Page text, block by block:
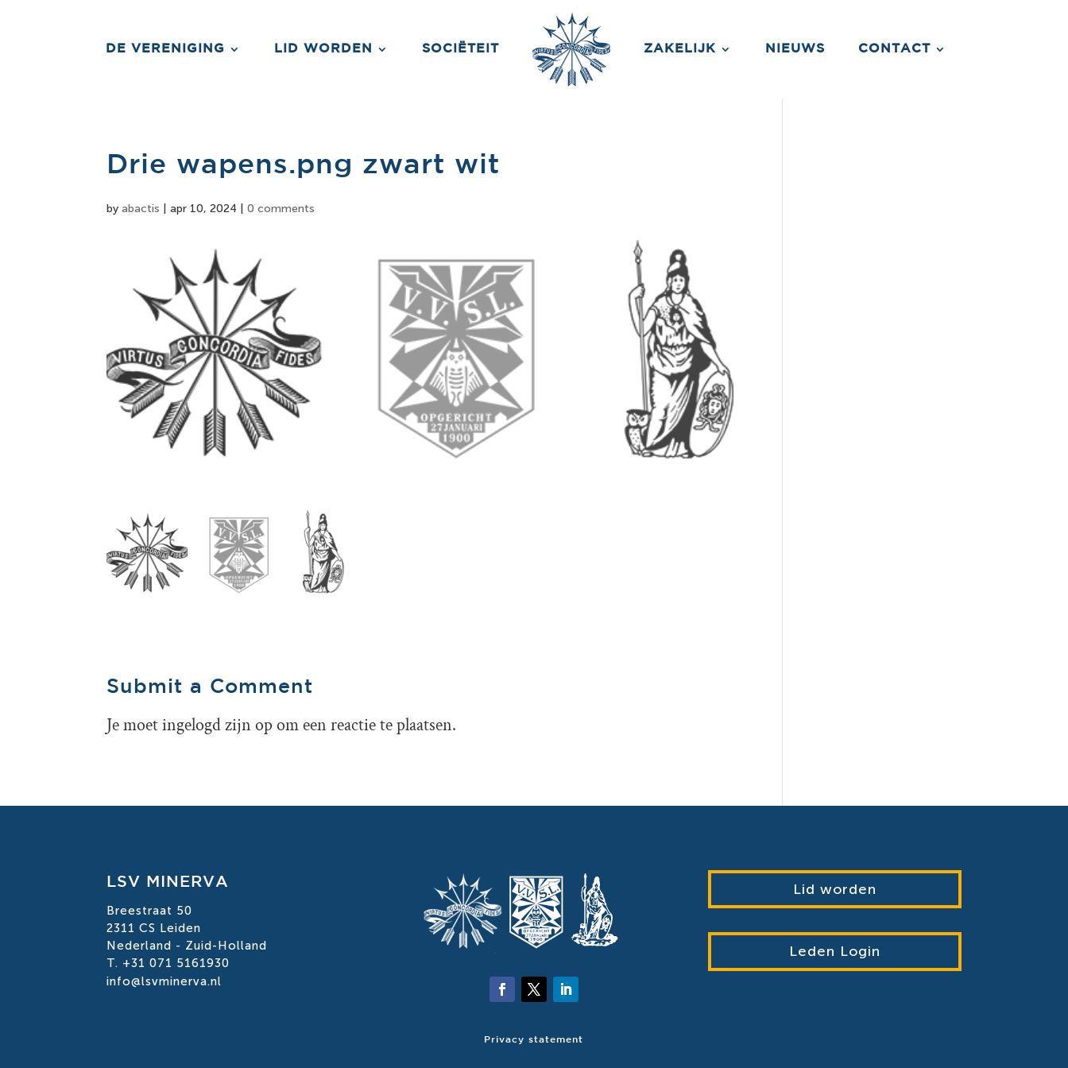
DE VERENIGING LID WORDEN SOCIËTEIT ZAKELIJK NIEUWS CONTACT
Drie wapens.png zwart wit
byabactis |apr 10, 2024 |0 comments
Submit a Comment
Je moetingelogd zijn opom een reactie te plaatsen.
LSV MINERVA
Breestraat 50
2311 CS Leiden
Nederland - Zuid-Holland
T. +31 071 5161930
info@lsvminerva.nl
Privacy statement
Lid worden
Leden Login